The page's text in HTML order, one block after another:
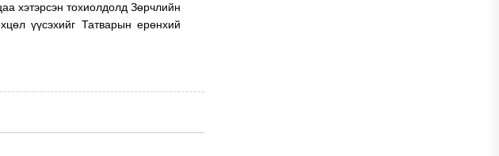
хэтэрсэн тохиолдолд Зөрчлийн
үүсэхийг Татварын ерөнхий